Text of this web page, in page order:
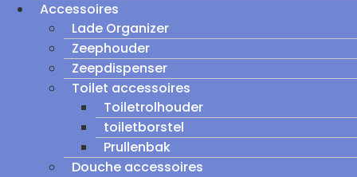
Accessoires
Lade Organizer
Zeephouder
Zeepdispenser
Toilet accessoires
Toiletrolhouder
toiletborstel
Prullenbak
Douche accessoires